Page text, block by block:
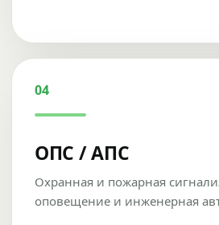
04
ОПС / АПС
Охранная и пожарная
оповещение и инженерная